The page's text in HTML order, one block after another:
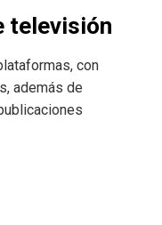
televisión
con
además de